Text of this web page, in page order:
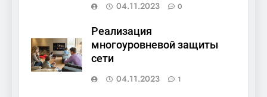
04.11.2023
0
Реализация
многоуровневой защиты
сети
04.11.2023
1